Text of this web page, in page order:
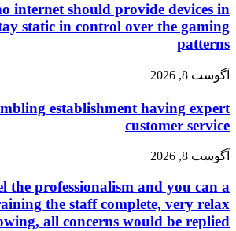
internet should provide devices in
static in control over the gaming
patterns
آگوست 8, 2026
establishment having expert
customer service
آگوست 8, 2026
the professionalism and you can a
the staff complete, very relax
all concerns would be replied